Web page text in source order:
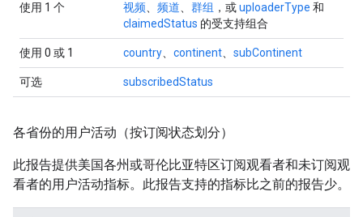
使用 1 个 视频 频道 群组 ，或uploaderType 和
claimedStatus 的受支持组合
使用 0 或 1 country continent subContinent
可选 subscribedStatus
各省份的用户活动（按订阅状态划分）
此报告提供美国各州或哥伦比亚特区订阅观看者和未订阅观
看者的用户活动指标。此报告支持的指标比之前的报告少。